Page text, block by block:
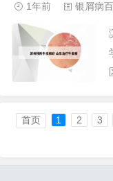
1年前 银屑病
首页 1 2 3